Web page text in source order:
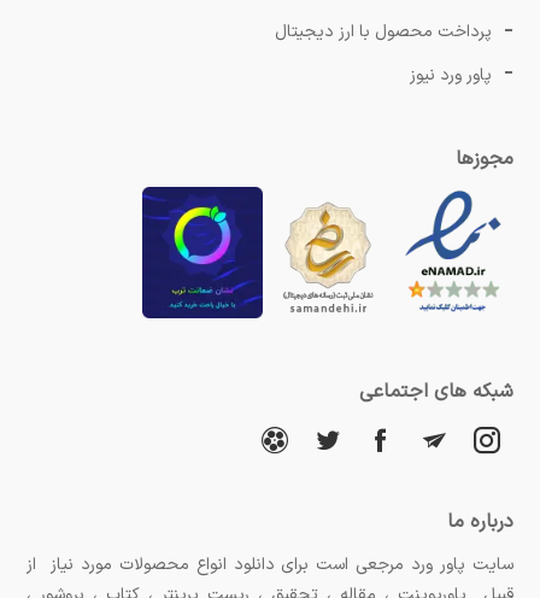
پرداخت محصول با ارز دیجیتال
پاور ورد نیوز
مجوزها
شبکه های اجتماعی
درباره ما
سایت پاور ورد مرجعی است برای دانلود انواع محصولات مورد نیاز از